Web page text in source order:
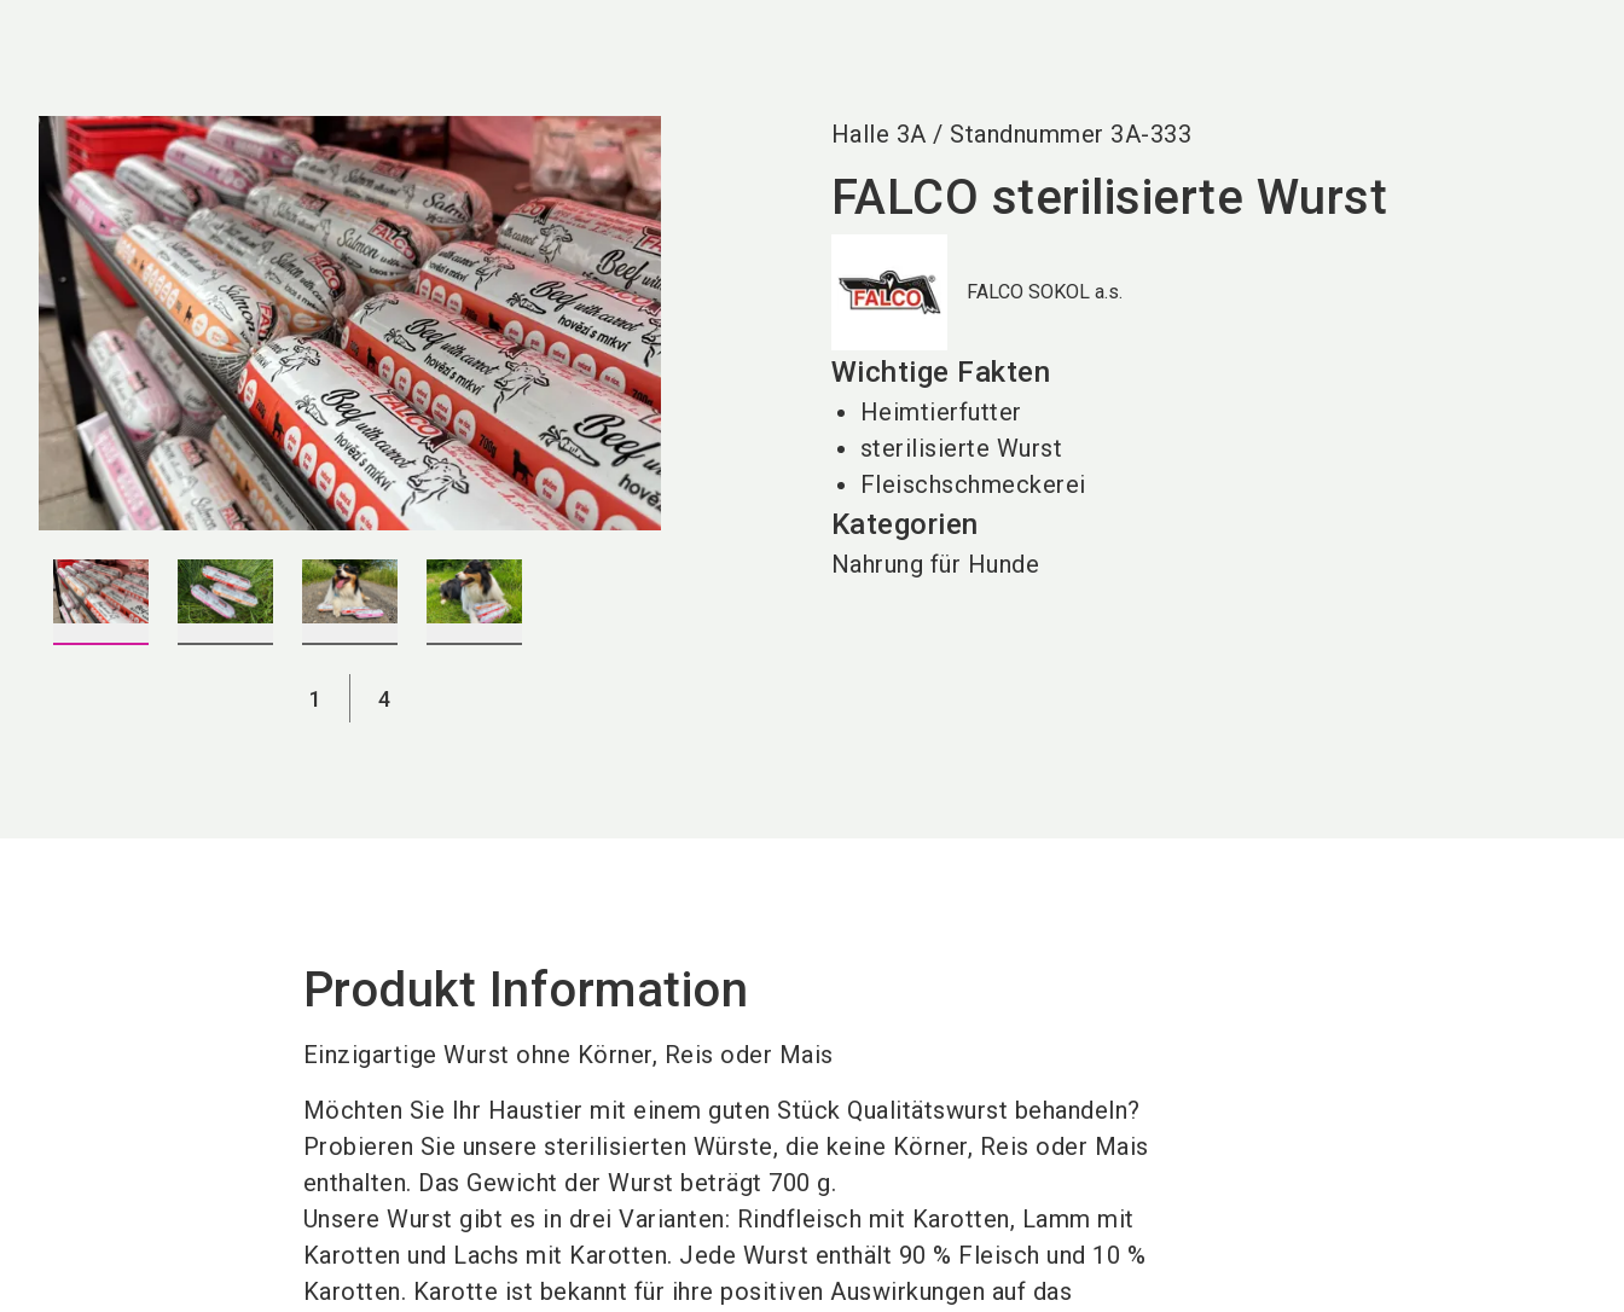
1 4
Halle 3A / Standnummer 3A-333
FALCO sterilisierte Wurst
FALCO SOKOL a.s.
Wichtige Fakten
Heimtierfutter
sterilisierte Wurst
Fleischschmeckerei
Kategorien
Nahrung für Hunde
Produkt Information
Einzigartige Wurst ohne Körner, Reis oder Mais
Möchten Sie Ihr Haustier mit einem guten Stück Qualitätswurst behandeln?
Probieren Sie unsere sterilisierten Würste, die keine Körner, Reis oder Mais
enthalten. Das Gewicht der Wurst beträgt 700 g.
Unsere Wurst gibt es in drei Varianten: Rindfleisch mit Karotten, Lamm mit
Karotten und Lachs mit Karotten. Jede Wurst enthält 90 % Fleisch und 10 %
Karotten. Karotte ist bekannt für ihre positiven Auswirkungen auf das